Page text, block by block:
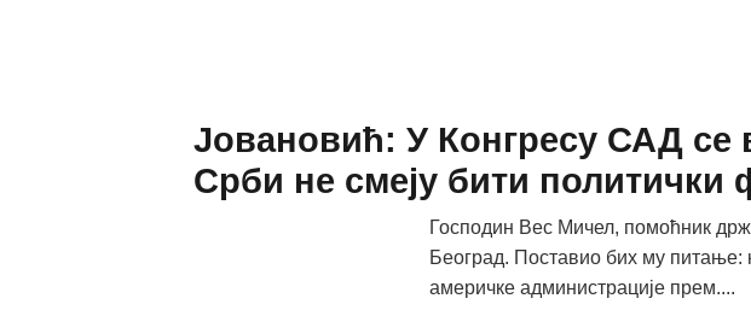
Јовановић: У Конгресу САД се
Срби не смеју бити политички
Господин Вес Мичел, помоћник
Београд. Поставио бих му
америчке администрације прем....